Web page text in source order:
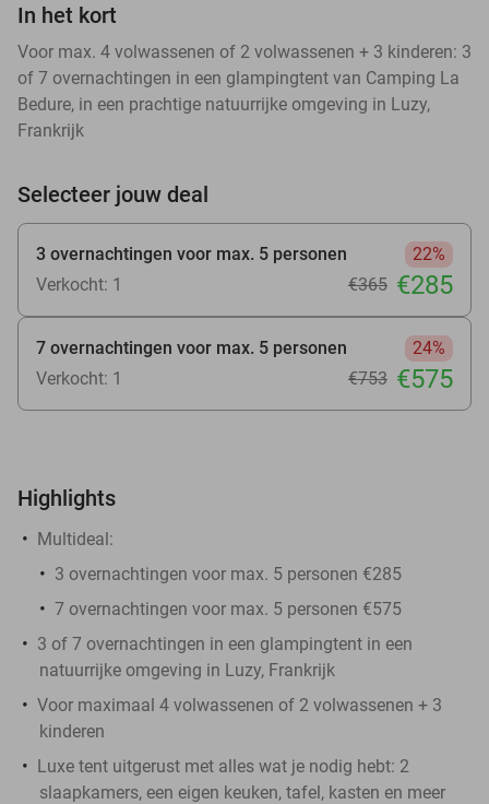
In het kort
Voor max. 4 volwassenen of 2 volwassenen + 3 kinderen: 3
of 7 overnachtingen in een glampingtent van Camping La
Bedure, in een prachtige natuurrijke omgeving in Luzy,
Frankrijk
Selecteer jouw deal
3 overnachtingen voor max. 5 personen
22%
Verkocht: 1
€365 €285
7 overnachtingen voor max. 5 personen
24%
Verkocht: 1
€753 €575
Highlights
Multideal:
3 overnachtingen voor max. 5 personen €285
7 overnachtingen voor max. 5 personen €575
3 of 7 overnachtingen in een glampingtent in een
natuurrijke omgeving in Luzy, Frankrijk
Voor maximaal 4 volwassenen of 2 volwassenen + 3
kinderen
Luxe tent uitgerust met alles wat je nodig hebt: 2
slaapkamers, een eigen keuken, tafel, kasten en meer